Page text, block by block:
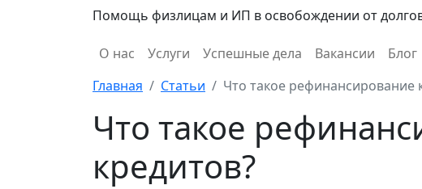
Помощь физлицам и ИП в освобождении от
О нас Услуги Успешные дела Вакансии Блог
Главная
Статьи Что такое рефинансирование
Что такое
кредитов?